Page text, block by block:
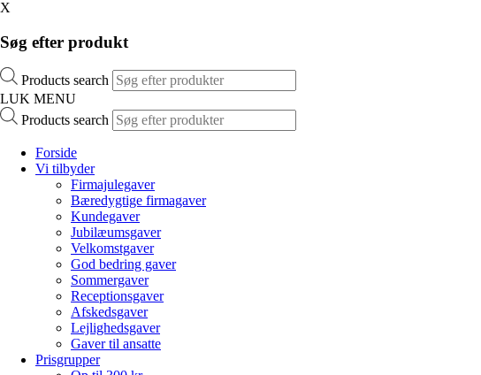
X
Søg efter produkt
Products search
LUK MENU
Products search
Forside
Vi tilbyder
Firmajulegaver
Bæredygtige firmagaver
Kundegaver
Jubilæumsgaver
Velkomstgaver
God bedring gaver
Sommergaver
Receptionsgaver
Afskedsgaver
Lejlighedsgaver
Gaver til ansatte
Prisgrupper